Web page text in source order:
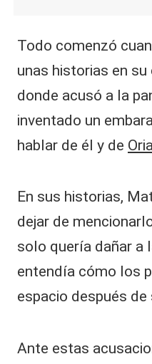
Todo comenzó
unas historias en
donde acusó a la
inventado un
hablar de él y de
En sus historias,
dejar de
solo quería dañar a
entendía cómo los
espacio después
Ante estas